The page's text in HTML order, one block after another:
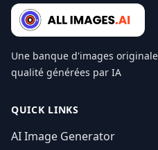
Une banque d'images
qualité générées par IA
QUICK LINKS
AI Image Generator